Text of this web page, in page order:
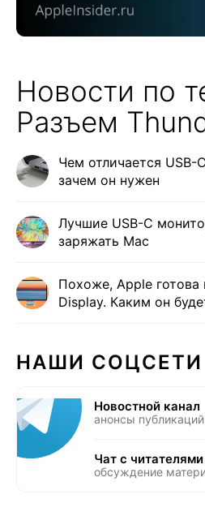
Новости по
Разъем
Чем отличается USB-
зачем он нужен
Лучшие USB-C
заряжать Mac
Похоже, Apple готова
Display. Каким он
НАШИ СОЦСЕТИ
Новостной канал
анонсы публикаций
Чат с читателями
обсуждение